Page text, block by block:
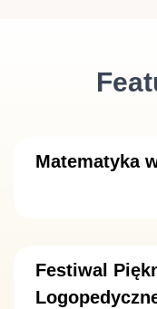
Matematyka
Festiwal